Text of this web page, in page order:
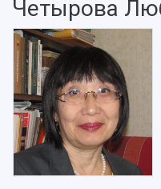
Четырова